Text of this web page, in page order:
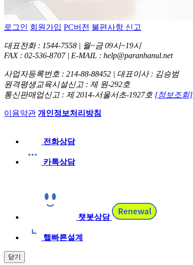
로그인 회원가입 PC버전 불편사항 신고
대표전화 : 1544-7558 | 월~금 09시~19시
FAX : 02-536-8707 | E-MAIL : help@paranhanul.net
사업자등록번호 : 214-88-88452 | 대표이사 : 김승범
원격평생교육시설신고 : 제 원-292호
통신판매업신고 : 제 2014-서울서초-1927호 [정보조회]
이용약관 개인정보처리방침
전화상담
카톡상담
챗봇상담
햌빠른설계
닫기